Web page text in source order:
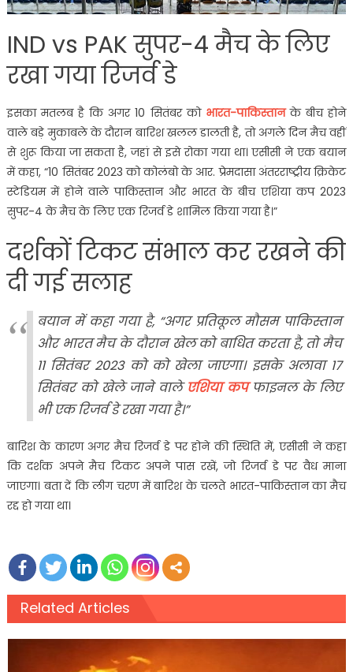
IND vs PAK सुपर-4 मैच के लिए
रखा गया रिजर्व डे
इसका मतलब है कि अगर 10 सितंबर को भारत-पाकिस्तानके बीच होने
वाले बड़े मुकाबले के दौरान बारिश खलल डालती है, तो अगले दिन मैच वहीं
से शुरू किया जा सकता है, जहां से इसे रोका गया था। एसीसी ने एक बयान
में कहा, “10 सितंबर 2023 को कोलंबो के आर. प्रेमदासा अंतरराष्ट्रीय क्रिकेट
स्टेडियम में होने वाले पाकिस्तान और भारत के बीच एशिया कप 2023
सुपर-4 के मैच के लिए एक रिजर्व डे शामिल किया गया है।”
दर्शकों टिकट संभाल कर रखने की
दी गई सलाह
बयान में कहा गया है, “अगर प्रतिकूल मौसम पाकिस्तान
और भारत मैच के दौरान खेल को बाधित करता है, तो मैच
11 सितंबर 2023 को को खेला जाएगा। इसके अलावा 17
सितंबर को खेले जाने वालेएशिया कपफाइनल के लिए
भी एक रिजर्व डे रखा गया है।”
बारिश के कारण अगर मैच रिजर्व डे पर होने की स्थिति में, एसीसी ने कहा
कि दर्शक अपने मैच टिकट अपने पास रखें, जो रिजर्व डे पर वैध माना
जाएगा। बता दें कि लीग चरण में बारिश के चलते भारत-पाकिस्तान का मैच
रद्द हो गया था।
Related Articles